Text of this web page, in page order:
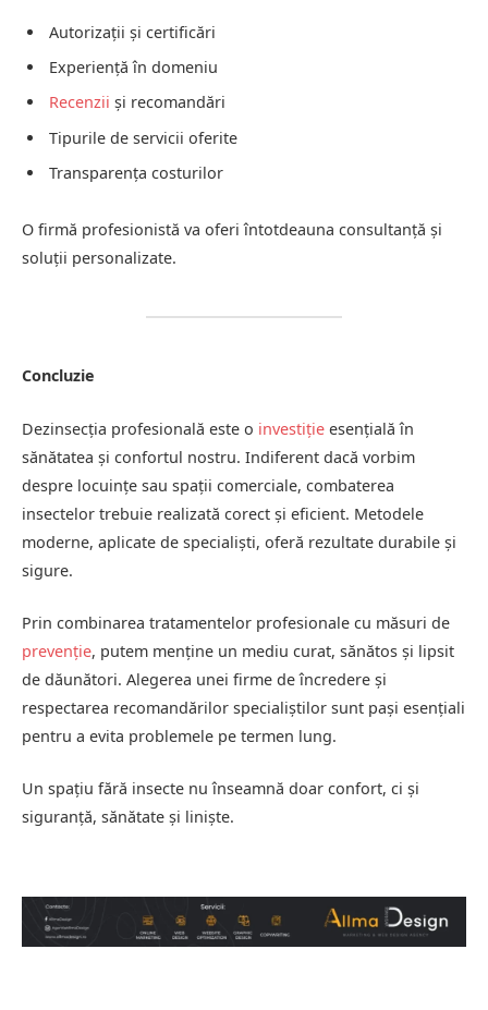
Autorizații și certificări
Experiență în domeniu
Recenzii și recomandări
Tipurile de servicii oferite
Transparența costurilor
O firmă profesionistă va oferi întotdeauna consultanță și
soluții personalizate.
Concluzie
Dezinsecția profesională este o investiție esențială în
sănătatea și confortul nostru. Indiferent dacă vorbim
despre locuințe sau spații comerciale, combaterea
insectelor trebuie realizată corect și eficient. Metodele
moderne, aplicate de specialiști, oferă rezultate durabile și
sigure.
Prin combinarea tratamentelor profesionale cu măsuri de
prevenție, putem menține un mediu curat, sănătos și lipsit
de dăunători. Alegerea unei firme de încredere și
respectarea recomandărilor specialiștilor sunt pași esențiali
pentru a evita problemele pe termen lung.
Un spațiu fără insecte nu înseamnă doar confort, ci și
siguranță, sănătate și liniște.